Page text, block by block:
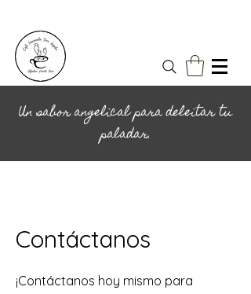
Un sabor angelical para deleitar tu
paladar.
Contáctanos
¡Contáctanos hoy mismo para